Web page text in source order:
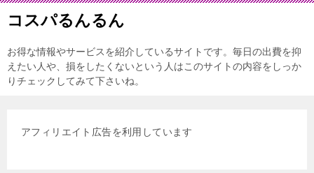
コスパるんるん
お得な情報やサービスを紹介しているサイトです。毎日の出費を抑
えたい人や、損をしたくないという人はこのサイトの内容をしっか
りチェックしてみて下さいね。
アフィリエイト広告を利用しています